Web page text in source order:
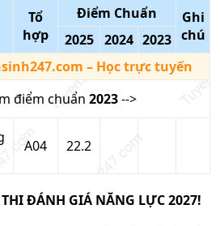
Tổ
hợp
Điểm Chuẩn
Ghi
chú
2025 2024 2023
– Học trực tuyến
điểm chuẩn 2023-->
A04 22.2
ĐÁNH GIÁ NĂNG LỰC 2027!